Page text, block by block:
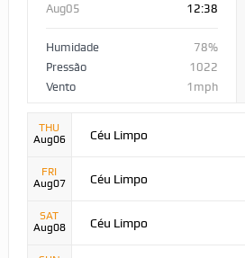
Aug05 12:38
Humidade
78%
Pressão
1022
Vento
1mph
THU
Aug06
Céu Limpo
FRI
Aug07
Céu Limpo
SAT
Aug08
Céu Limpo